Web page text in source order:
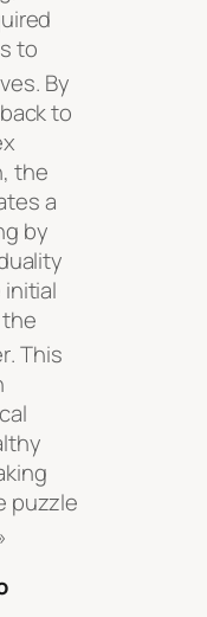
to
. By
to
the
a
by
. This
puzzle